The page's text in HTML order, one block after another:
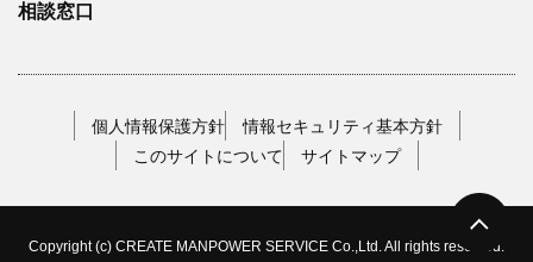
相談窓口
個人情報保護方針
情報セキュリティ基本方針
このサイトについて
サイトマップ
Copyright (c) CREATE MANPOWER SERVICE Co.,Ltd. All rights reserved.